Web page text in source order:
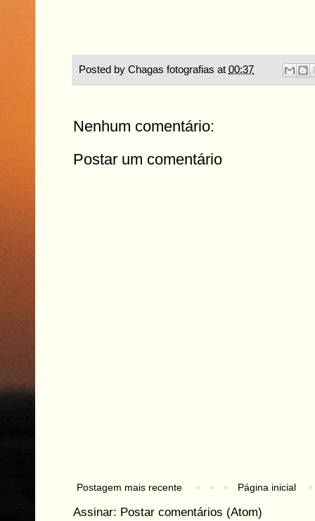
Posted by Chagas fotografias at 00:37
Nenhum comentário:
Postar um comentário
Postagem mais recente Página inicial
Assinar: Postar comentários (Atom)